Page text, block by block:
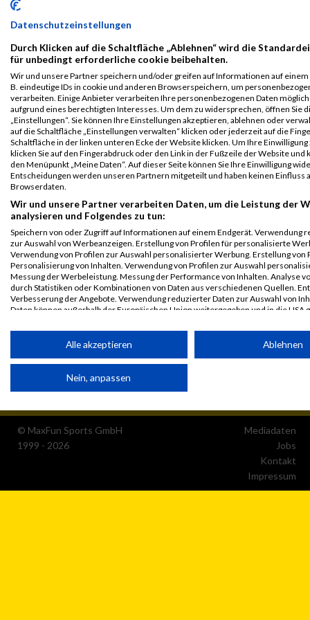
B2Run
München
weiblich
B2Run
München
Teamwertung
mixed
8873 Anka Lappoehn 0000 GER weg.de
Legende:
GPos = Geschlechter Position, KPos = Kategorie Position, TPos =
Team Position, DNS = Did not start, DNF = Did not finish, DQ =
Disqualifiziert
© MaxFun Sports GmbH
1999 - 2026
Mediadaten
Jobs
Kontakt
Impressum
Datenschutzeinstellungen
Durch Klicken auf die Schaltfläche „Ablehnen“ wird die
für unbedingt erforderliche cookie beibehalten.
Wir und unsere Partner speichern und/oder greifen auf Informationen auf einem
B. eindeutige IDs in cookie und anderen Browserspeichern, um
verarbeiten. Einige Anbieter verarbeiten Ihre personenbezogenen Daten
aufgrund eines berechtigten Interesses. Um dem zu widersprechen, öffnen Sie
„Einstellungen“. Sie können Ihre Einstellungen akzeptieren, ablehnen oder
auf die Schaltfläche „Einstellungen verwalten“ klicken oder jederzeit auf die
Schaltfläche in der linken unteren Ecke der Website klicken. Um Ihre
klicken Sie auf den Fingerabdruck oder den Link in der Fußzeile der Website und
den Menüpunkt „Meine Daten“. Auf dieser Seite können Sie Ihre Einwilligung
Entscheidungen werden unseren Partnern mitgeteilt und haben keinen Einfluss
Browserdaten.
Wir und unsere Partner verarbeiten Daten, um die Leistung der
analysieren und Folgendes zu tun:
Speichern von oder Zugriff auf Informationen auf einem Endgerät. Verwendung
zur Auswahl von Werbeanzeigen. Erstellung von Profilen für personalisierte
Verwendung von Profilen zur Auswahl personalisierter Werbung. Erstellung von
Personalisierung von Inhalten. Verwendung von Profilen zur Auswahl
Messung der Werbeleistung. Messung der Performance von Inhalten. Analyse
durch Statistiken oder Kombinationen von Daten aus verschiedenen Quellen.
Verbesserung der Angebote. Verwendung reduzierter Daten zur Auswahl von
Daten können außerhalb der Europäischen Union weitergegeben und in die USA
Partnerliste anzeigen (1 IAB-Anbieter)
Wir nutzen Ihre Daten für folgende Zwecke:
Speichern von oder Zugriff auf Informationen auf einem
Endgerät
Alle akzeptieren Ablehnen
Nein, anpassen